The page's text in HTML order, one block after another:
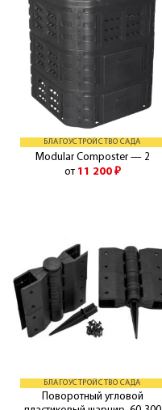
БЛАГОУСТРОЙСТВО САДА
Modular Composter — 2
от 11 200 ₽
БЛАГОУСТРОЙСТВО САДА
Поворотный угловой